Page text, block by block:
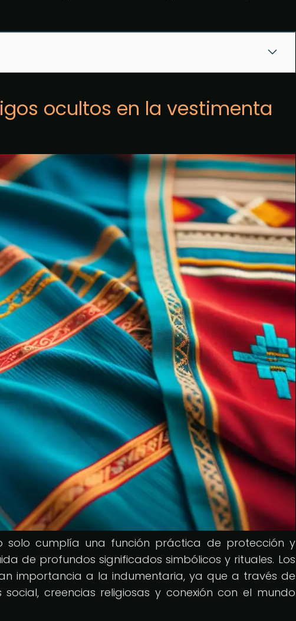
ocultos en la vestimenta
solo cumplía una función práctica de protección y
de profundos significados simbólicos y rituales. Los
importancia a la indumentaria, ya que a través de
creencias religiosas y conexión con el mundo